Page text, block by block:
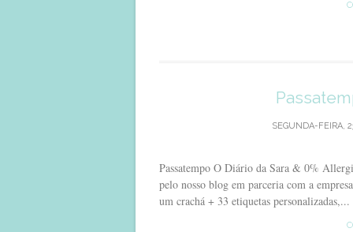
SEGUNDA-FEIRA,
Passatempo O Diário da Sara & 0%
pelo nosso blog em parceria com a
um crachá + 33 etiquetas personalizadas,...